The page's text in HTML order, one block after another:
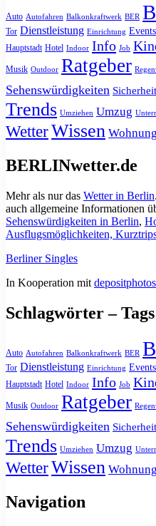
Auto Autofahren Balkonkraftwerk BER
Tor Dienstleistung Einrichtung Events
Hauptstadt Hotel Indoor Info Job
Musik Outdoor Ratgeber
Sehenswürdigkeiten Sicherheit
Trends Umziehen Umzug
WetterWissen Wohnung
BERLINwetter.de
Mehr als nur das Wetter in Berlin
auch allgemeine Informationen
Sehenswürdigkeiten in Berlin,
Ausflugsmöglichkeiten,
Berliner Singles
In Kooperation mit
Schlagwörter – Tags
Auto Autofahren Balkonkraftwerk BER
Tor Dienstleistung Einrichtung Events
Hauptstadt Hotel Indoor Info Job
Musik Outdoor Ratgeber
Sehenswürdigkeiten Sicherheit
Trends Umziehen Umzug
WetterWissen Wohnung
Navigation